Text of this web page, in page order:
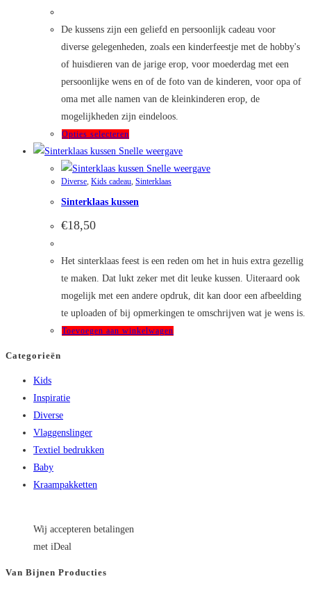
€19,50
De kussens zijn een geliefd en persoonlijk cadeau voor
diverse gelegenheden, zoals een kinderfeestje met de hobby's
of huisdieren van de jarige erop, voor moederdag met een
persoonlijke wens en of de foto van de kinderen, voor opa of
oma met alle namen van de kleinkinderen erop, de
mogelijkheden zijn eindeloos.
Opties selecteren
product
heeft
meerdere
variaties.
de
Snelle weergave
Snelle weergave
Diverse Kids cadeau Sinterklaas
Sinterklaas kussen
€18,50
Het sinterklaas feest is een reden om het in huis extra gezellig
te maken. Dat lukt zeker met dit leuke kussen. Uiteraard ook
mogelijk met een andere opdruk, dit kan door een afbeelding
te uploaden of bij opmerkingen te omschrijven wat je wens is.
Toevoegen aan winkelwagen
Categorieën
Kids
Inspiratie
Diverse
Vlaggenslinger
Textiel bedrukken
Baby
Kraampakketten
Wij accepteren betalingen
met iDeal
Van Bijnen Producties